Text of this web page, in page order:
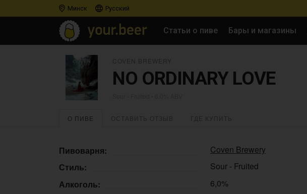
Минск Русский
Статьи о пиве Бары и магазины
NO ORDINARY LOVE
О ПИВЕ
Пивоварня:
Coven Brewery
Стиль:
Sour - Fruited
Алкоголь:
6,0%